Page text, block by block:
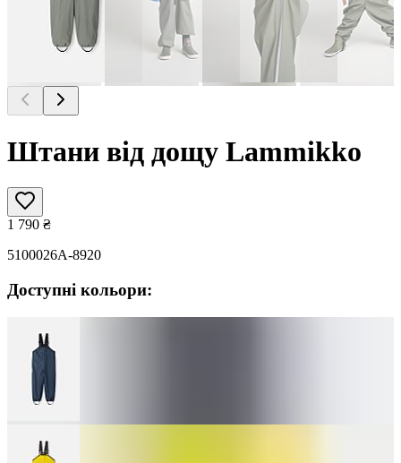
Штани від дощу Lammikko
1 790 ₴
5100026A-8920
Доступні кольори: